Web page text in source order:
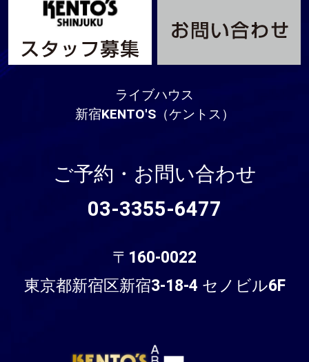
ライブハウス
新宿KENTO'S（ケントス）
ご予約・お問い合わせ
03-3355-6477
〒160-0022
東京都新宿区新宿3-18-4 セノビル6F